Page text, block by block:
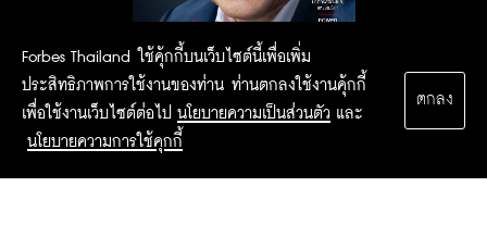
Forbes Thailand ใช้คุ้กกี้บนเว็บไซต์นี้เพื่อเพิ่ม
ประสิทธิภาพการใช้งานของท่าน ท่านตกลงใช้งานคุ้กกี้
เพื่อใช้งานเว็บไซต์ต่อไป นโยบายความเป็นส่วนตัว และ
นโยบายความการใช้คุกกี้
ตกลง
2015 Forbesthailand.com ALL RIGHTS RESERVED